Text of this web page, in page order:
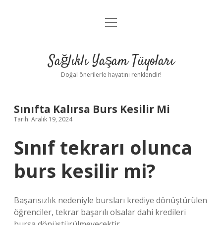
Anasayfa
Yasal Uyarı
menüyü
Sağlıklı Yaşam Tüyoları
Doğal önerilerle hayatını renklendir!
Sınıfta Kalırsa Burs Kesilir Mi
Tarih: Aralık 19, 2024
Sınıf tekrarı olunca
burs kesilir mi?
Başarısızlık nedeniyle bursları krediye dönüştürülen
öğrenciler, tekrar başarılı olsalar dahi kredileri